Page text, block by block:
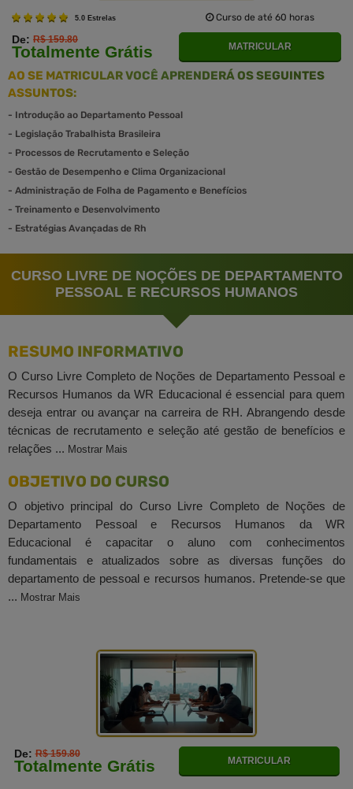
5.0 Estrelas Curso de até 60 horas
De: R$ 159.80
Totalmente Grátis MATRICULAR
AO SE MATRICULAR VOCÊ APRENDERÁ OS SEGUINTES
ASSUNTOS:
- Introdução ao Departamento Pessoal
- Legislação Trabalhista Brasileira
- Processos de Recrutamento e Seleção
- Gestão de Desempenho e Clima Organizacional
- Administração de Folha de Pagamento e Benefícios
- Treinamento e Desenvolvimento
- Estratégias Avançadas de Rh
CURSO LIVRE DE NOÇÕES DE DEPARTAMENTO
PESSOAL E RECURSOS HUMANOS
RESUMO INFORMATIVO
O Curso Livre Completo de Noções de Departamento Pessoal e
Recursos Humanos da WR Educacional é essencial para quem
deseja entrar ou avançar na carreira de RH. Abrangendo desde
técnicas de recrutamento e seleção até gestão de benefícios e
relações ... Mostrar Mais
OBJETIVO DO CURSO
O objetivo principal do Curso Livre Completo de Noções de
Departamento Pessoal e Recursos Humanos da WR
Educacional é capacitar o aluno com conhecimentos
fundamentais e atualizados sobre as diversas funções do
departamento de pessoal e recursos humanos. Pretende-se que
... Mostrar Mais
De:R$ 159.80
Totalmente Grátis MATRICULAR